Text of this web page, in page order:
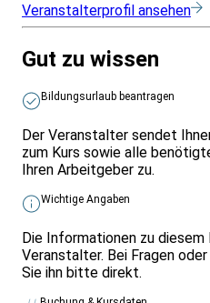
Veranstalterprofil ansehen
Gut zu wissen
Bildungsurlaub beantragen
Der Veranstalter sendet
zum Kurs sowie alle
Ihren Arbeitgeber zu.
Wichtige Angaben
Die Informationen zu
Veranstalter. Bei Fragen
Sie ihn bitte direkt.